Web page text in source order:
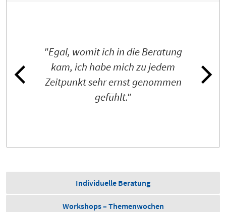
"Egal, womit ich in die Beratung
kam, ich habe mich zu jedem
Zeitpunkt sehr ernst genommen
gefühlt."
Individuelle Beratung
Workshops – Themenwochen